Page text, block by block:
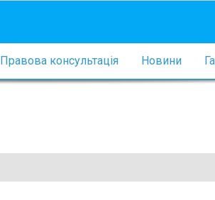
Правова консультація Новини